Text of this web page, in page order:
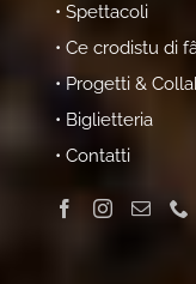
• Spettacoli
• Ce crodistu di
• Progetti &
• Biglietteria
• Contatti